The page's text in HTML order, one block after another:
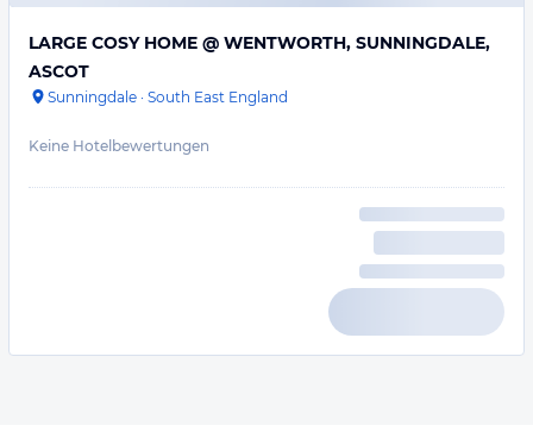
LARGE COSY HOME @ WENTWORTH, SUNNINGDALE,
ASCOT
Sunningdale · South East England
Keine Hotelbewertungen